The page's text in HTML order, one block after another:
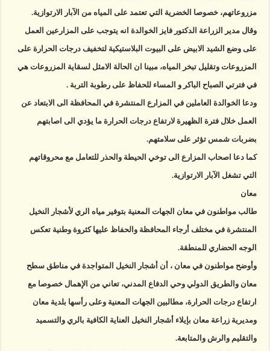
مزروعاتهم، خصوصا الخضرية التي تعتمد على المياه من الآبار الارتوازية.
وقال مدير الزراعة الدكتور فايز الخوالدة انه يتوجب على المزارعين العمل
على وضع الشيد الابيض على البيوت البلاستيكية لتخفيف درجات الحرارة على
المزروعات وتقليل تبخر المياه، مبينا ان الحالة الامثل لسقاية المزروعات هي
في فترتي الصباح الباكر و المساء للحفاظ على رطوبة التربة .
ودعا الخوالدة العاملين في المزارع المنتشرة في المحافظة الى الابتعاد عن
العمل خلال فترة الظهيرة لارتفاع درجات الحرارة ما يؤدي الى اصابتهم
بضربات شمس تؤثر على سلامتهم.
كما دعا اصحاب المزارع الى توخي الحيطة والحذر للتعامل مع محروقاتهم
التي تشغل الآبار الارتوازية.
معان
طالب مواطنون في معان الجهات المعنية بتوفير مياه الري لأشجار النخيل
المنتشرة في مختلف أرجاء المحافظة والحفاظ عليها كثروة وطنية تعكس
الوجه الحضاري للمنطقة.
وأوضح مواطنون في معان ، أن أشجار النخيل المتواجدة في مناطق سطح
معان والطريق الدولي وحي الدفاع المدني، تعاني من الإهمال خصوصا مع
ارتفاع درجات الحرارة، مطالبين الجهات المعنية وعلى رأسها بلدية معان
ومديرية زراعة معان بإيلاء أشجار النخيل العناية الكافية بالري والتسميد
والتقليم والرش والمتابعة.